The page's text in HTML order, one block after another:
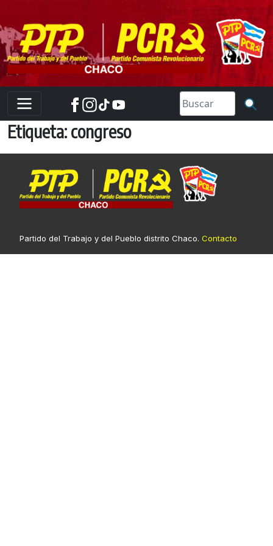
to
content
Etiqueta:congreso
Partido del Trabajo y del Pueblo distrito Chaco. Contacto